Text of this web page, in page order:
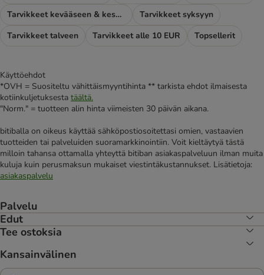
Tarvikkeet kevääseen & kesään
Tarvikkeet syksyyn
Tarvikkeet talveen
Tarvikkeet alle 10 EUR Topsellerit
Käyttöehdot
*OVH = Suositeltu vähittäismyyntihinta ** tarkista ehdot ilmaisesta
kotiinkuljetuksesta täältä.
"Norm." = tuotteen alin hinta viimeisten 30 päivän aikana.
bitiballa on oikeus käyttää sähköpostiosoitettasi omien, vastaavien
tuotteiden tai palveluiden suoramarkkinointiin. Voit kieltäytyä tästä
milloin tahansa ottamalla yhteyttä bitiban asiakaspalveluun ilman muita
kuluja kuin perusmaksun mukaiset viestintäkustannukset. Lisätietoja:
asiakaspalvelu
Palvelu
Edut
Tee ostoksia
Kansainvälinen